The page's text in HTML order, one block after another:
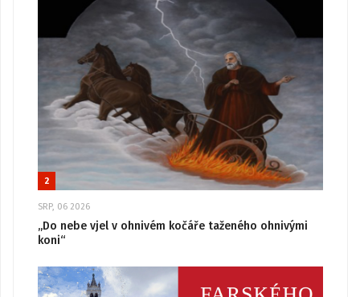
2
SRP, 06 2026
„Do nebe vjel v ohnivém kočáře taženého ohnivými
koni“